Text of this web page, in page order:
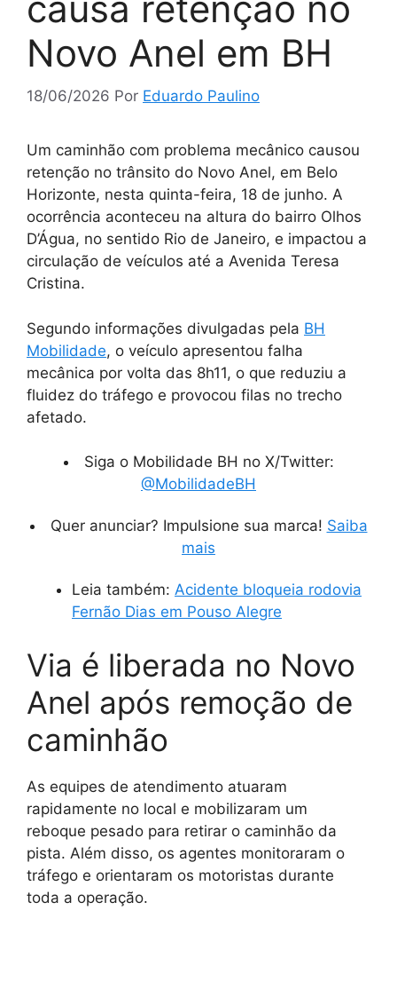
Novo Anel em BH
18/06/2026 Por Eduardo Paulino
Um caminhão com problema mecânico causou
retenção no trânsito do Novo Anel, em Belo
Horizonte, nesta quinta-feira, 18 de junho. A
ocorrência aconteceu na altura do bairro Olhos
D’Água, no sentido Rio de Janeiro, e impactou a
circulação de veículos até a Avenida Teresa
Cristina.
Segundo informações divulgadas pela BH
Mobilidade, o veículo apresentou falha
mecânica por volta das 8h11, o que reduziu a
fluidez do tráfego e provocou filas no trecho
afetado.
Siga o Mobilidade BH no X/Twitter:
@MobilidadeBH
Quer anunciar? Impulsione sua marca! Saiba
mais
Leia também: Acidente bloqueia rodovia
Fernão Dias em Pouso Alegre
Via é liberada no Novo
Anel após remoção de
caminhão
As equipes de atendimento atuaram
rapidamente no local e mobilizaram um
reboque pesado para retirar o caminhão da
pista. Além disso, os agentes monitoraram o
tráfego e orientaram os motoristas durante
toda a operação.